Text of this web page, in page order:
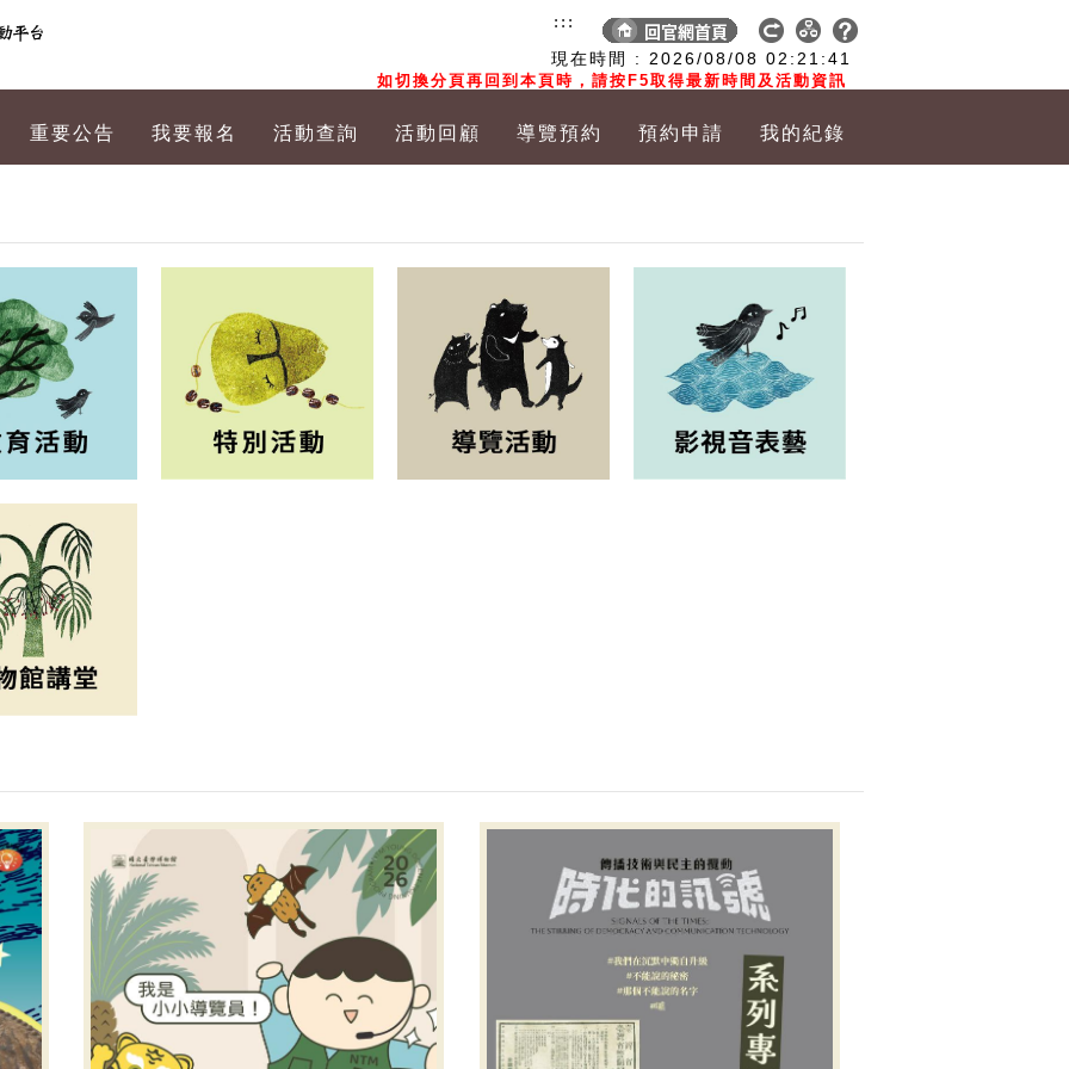
現在時間 : 2026/08/08 02:21:42
如切換分頁再回到本頁時，請按F5取得最新時間及活動資訊
:::
重要公告 我要報名 活動查詢 活動回顧 導覽預約 預約申請 我的紀錄